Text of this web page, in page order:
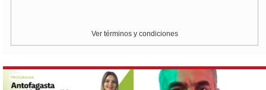
Ver términos y condiciones